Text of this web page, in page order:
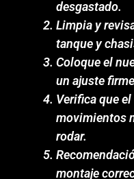
desgastado.
Limpia y
tanque y
Coloque el
un ajuste
Verifica que
movimientos
rodar.
montaje